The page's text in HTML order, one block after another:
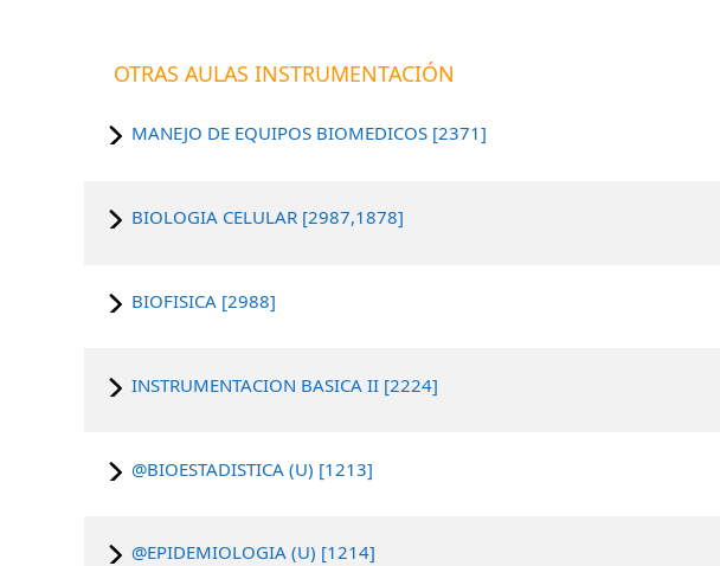
OTRAS AULAS INSTRUMENTACIÓN
MANEJO DE EQUIPOS BIOMEDICOS [2371]
BIOLOGIA CELULAR [2987,1878]
BIOFISICA [2988]
INSTRUMENTACION BASICA II [2224]
@BIOESTADISTICA (U) [1213]
@EPIDEMIOLOGIA (U) [1214]